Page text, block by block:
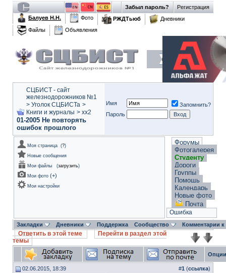
Регистрация
Забыл пароль?
Балуев Н.Н.
Фото РЖДТьюб
Дневники
Файлы
Объявления
СЦБИСТ - сайт
железнодорожников №1
> Уголок СЦБИСТа >
Книги и журналы > xx2
01-2005 Не повторять
ошибок прошлого
Имя
Запомнить?
Пароль
Моя страница (?)
Новые сообщения
Мои файлы
(загрузить)
Мои фото (+)
Мои настройки
Форумы
Фотогалерея
Студенту
Дороги
Группы
Помощь
Календарь
Новые фото
Почта
Ошибка
Закладки Дневники Поддержка Сообщество Комментарии
Ответить в этой теме
Перейти в раздел этой
темы
02.06.2015, 18:39 #1 (ссылка)